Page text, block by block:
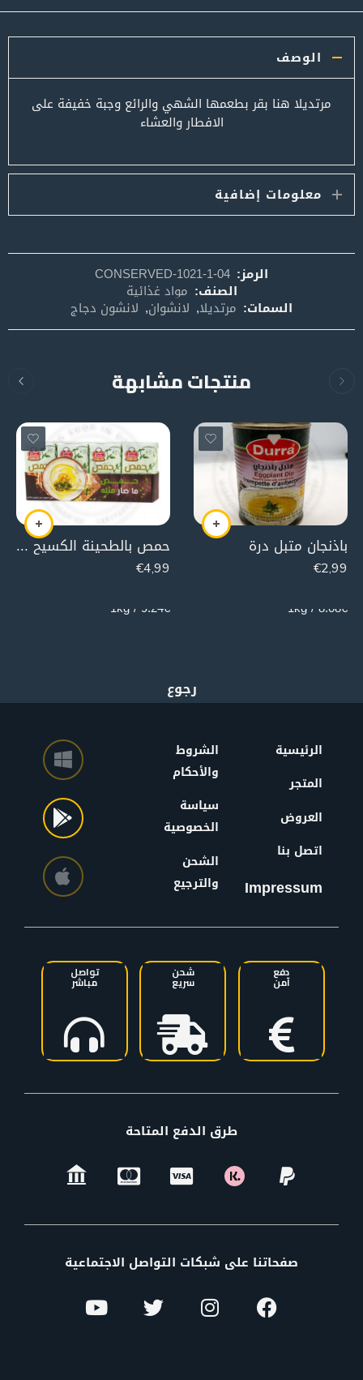
الوصف
مرتديلا هنا بقر بطعمها الشهي والرائع وجبة خفيفة على
الافطار والعشاء
معلومات إضافية
الرمز: CONSERVED-1021-1-04
الصنف: مواد غذائية
السمات: مرتديلا, لانشوان, لانشون دجاج
منتجات مشابهة
باذنجان متبل درة
€2,99
8.08€ / 1kg
حمص بالطحينة الكسيح (4 قطع)
€4,99
9.24€ / 1kg
الرئيسية
المتجر
العروض
اتصل بنا
Impressum
الشروط
والأحكام
سياسة
الخصوصية
الشحن
والترجيع
دفع
آمن
شحن
سريع
تواصل
مباشر
طرق الدفع المتاحة
صفحاتنا على شبكات التواصل الاجتماعية